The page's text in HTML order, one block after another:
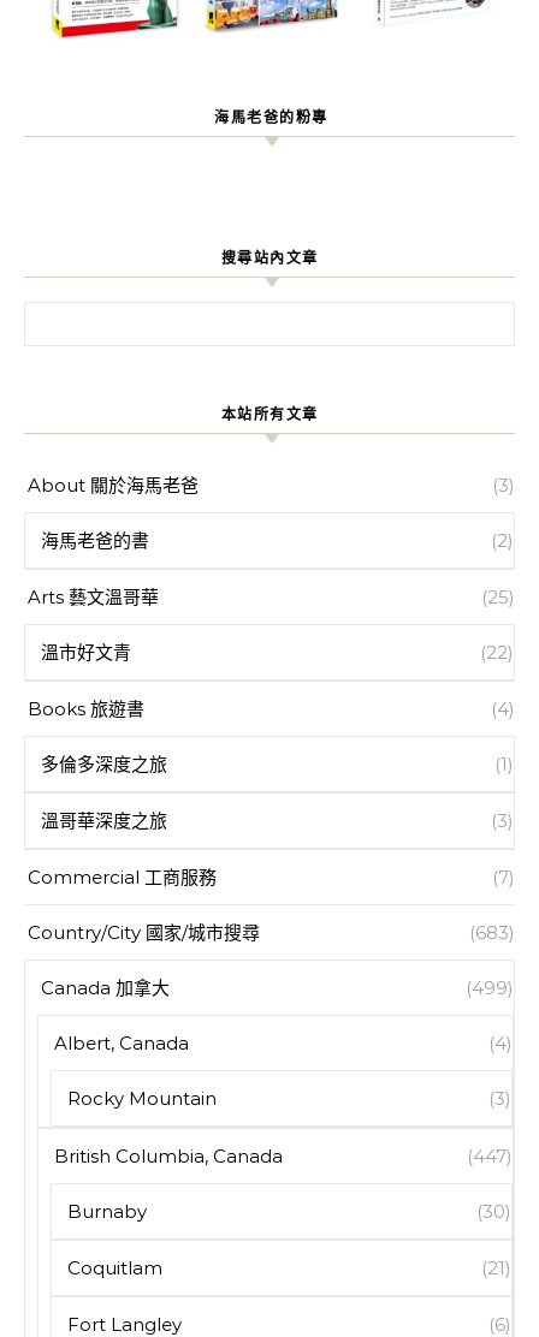
海馬老爸的粉專
搜尋站內文章
本站所有文章
About 關於海馬老爸 (3)
海馬老爸的書 (2)
Arts 藝文溫哥華 (25)
溫市好文青 (22)
Books 旅遊書 (4)
多倫多深度之旅 (1)
溫哥華深度之旅 (3)
Commercial 工商服務 (7)
Country/City 國家/城市搜尋 (683)
Canada 加拿大 (499)
Albert, Canada (4)
Rocky Mountain (3)
British Columbia, Canada (447)
Burnaby (30)
Coquitlam (21)
Fort Langley (6)